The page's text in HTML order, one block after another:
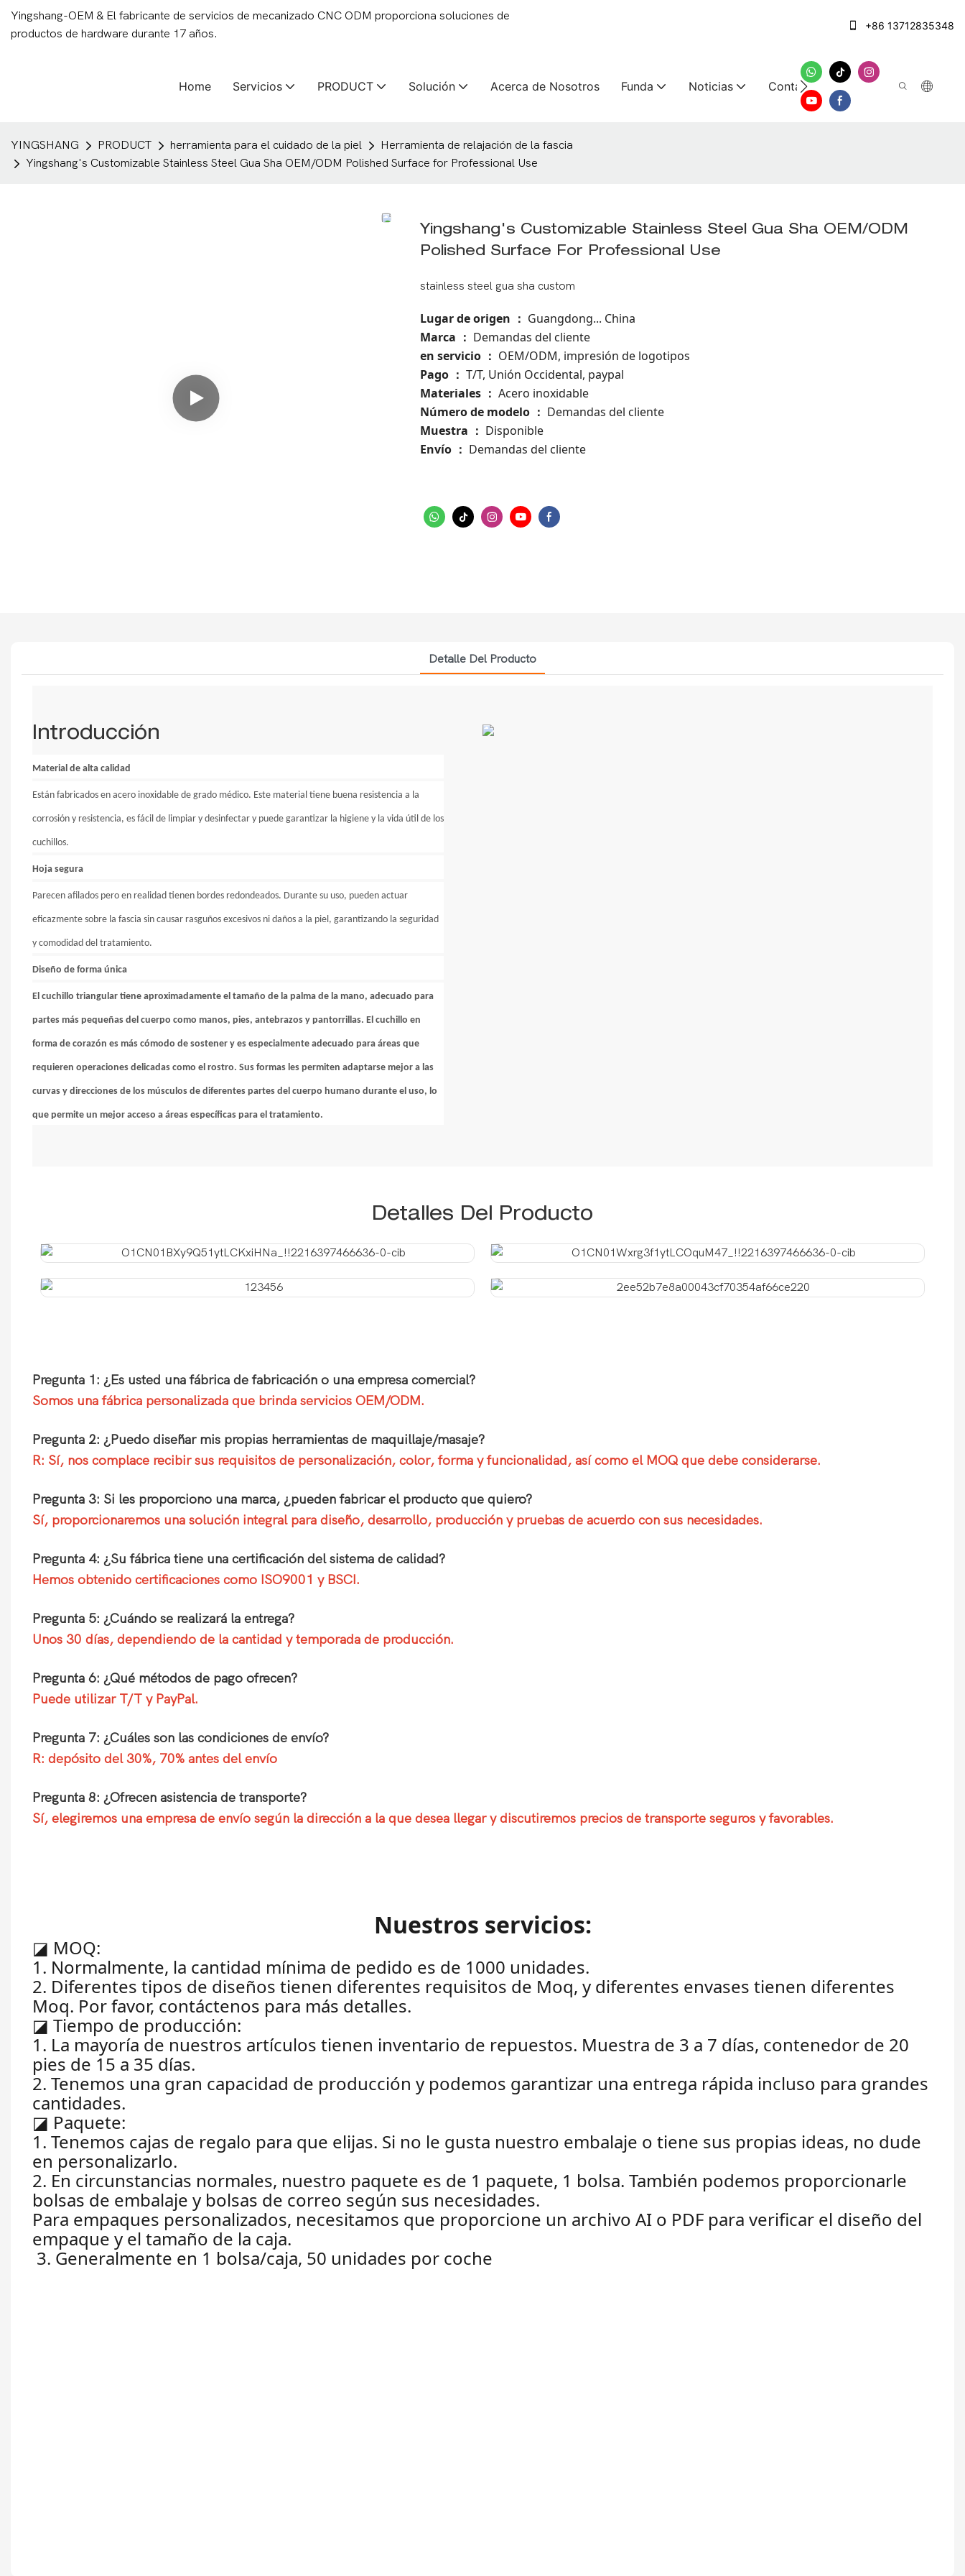
Yingshang-OEM & El fabricante de servicios de mecanizado CNC ODM proporciona soluciones de
productos de hardware durante 17 años.
+86 13712835348
Home Servicios PRODUCT Solución Acerca de Nosotros Funda Noticias Contáctenos
YINGSHANG PRODUCT herramienta para el cuidado de la piel
Herramienta de relajación de la fascia
Yingshang's Customizable Stainless Steel Gua Sha OEM/ODM Polished Surface for Professional Use
Yingshang's Customizable Stainless Steel Gua Sha OEM/ODM
Polished Surface For Professional Use
stainless steel gua sha custom
Lugar de origen ： Guangdong... China
Marca
： Demandas del cliente
en servicio
： OEM/ODM, impresión de logotipos
Pago
： T/T, Unión Occidental, paypal
Materiales
： Acero inoxidable
Número de modelo ： Demandas del cliente
Muestra
： Disponible
Envío
： Demandas del cliente
Detalle Del Producto
Introducción
Material de alta calidad
Están fabricados en acero inoxidable de grado médico. Este material tiene buena resistencia a la
corrosión y resistencia, es fácil de limpiar y desinfectar y puede garantizar la higiene y la vida útil de los
cuchillos.
Hoja segura
Parecen afilados pero en realidad tienen bordes redondeados. Durante su uso, pueden actuar
eficazmente sobre la fascia sin causar rasguños excesivos ni daños a la piel, garantizando la seguridad
y comodidad del tratamiento.
Diseño de forma única
El cuchillo triangular tiene aproximadamente el tamaño de la palma de la mano, adecuado para
partes más pequeñas del cuerpo como manos, pies, antebrazos y pantorrillas. El cuchillo en
forma de corazón es más cómodo de sostener y es especialmente adecuado para áreas que
requieren operaciones delicadas como el rostro. Sus formas les permiten adaptarse mejor a las
curvas y direcciones de los músculos de diferentes partes del cuerpo humano durante el uso, lo
que permite un mejor acceso a áreas específicas para el tratamiento.
Detalles Del Producto
Pregunta 1: ¿Es usted una fábrica de fabricación o una empresa comercial?
Somos una fábrica personalizada que brinda servicios OEM/ODM.
Pregunta 2: ¿Puedo diseñar mis propias herramientas de maquillaje/masaje?
R: Sí, nos complace recibir sus requisitos de personalización, color, forma y funcionalidad, así como el MOQ que debe considerarse.
Pregunta 3: Si les proporciono una marca, ¿pueden fabricar el producto que quiero?
Sí, proporcionaremos una solución integral para diseño, desarrollo, producción y pruebas de acuerdo con sus necesidades.
Pregunta 4: ¿Su fábrica tiene una certificación del sistema de calidad?
Hemos obtenido certificaciones como ISO9001 y BSCI.
Pregunta 5: ¿Cuándo se realizará la entrega?
Unos 30 días, dependiendo de la cantidad y temporada de producción.
Pregunta 6: ¿Qué métodos de pago ofrecen?
Puede utilizar T/T y PayPal.
Pregunta 7: ¿Cuáles son las condiciones de envío?
R: depósito del 30%, 70% antes del envío
Pregunta 8: ¿Ofrecen asistencia de transporte?
Sí, elegiremos una empresa de envío según la dirección a la que desea llegar y discutiremos precios de transporte seguros y favorables.
Nuestros servicios:
◪ MOQ:
1. Normalmente, la cantidad mínima de pedido es de 1000 unidades.
2. Diferentes tipos de diseños tienen diferentes requisitos de Moq, y diferentes envases tienen diferentes
Moq. Por favor, contáctenos para más detalles.
◪ Tiempo de producción:
1. La mayoría de nuestros artículos tienen inventario de repuestos. Muestra de 3 a 7 días, contenedor de 20
pies de 15 a 35 días.
2. Tenemos una gran capacidad de producción y podemos garantizar una entrega rápida incluso para grandes
cantidades.
◪ Paquete:
1. Tenemos cajas de regalo para que elijas. Si no le gusta nuestro embalaje o tiene sus propias ideas, no dude
en personalizarlo.
2. En circunstancias normales, nuestro paquete es de 1 paquete, 1 bolsa. También podemos proporcionarle
bolsas de embalaje y bolsas de correo según sus necesidades.
Para empaques personalizados, necesitamos que proporcione un archivo AI o PDF para verificar el diseño del
empaque y el tamaño de la caja.
3. Generalmente en 1 bolsa/caja, 50 unidades por coche